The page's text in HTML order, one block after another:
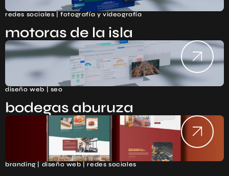
redes sociales | fotografía y videografía
motoras de la isla
diseño web | seo
bodegas aburuza
branding | diseño web | redes sociales